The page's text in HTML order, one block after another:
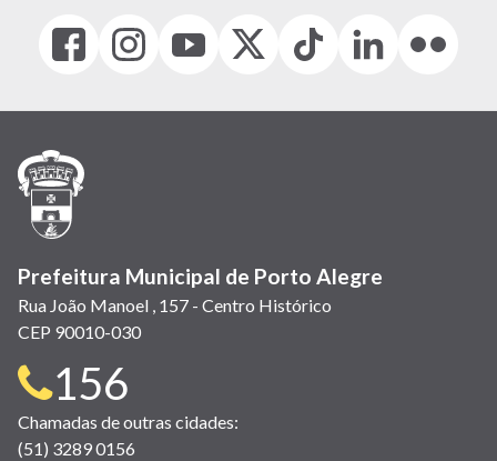
Facebook
(link
em
janela)
Instagram
(link
em
(link
em
(Antigo
(link
Tiktok
(link
em
LinkedIn
(link
em
(link
em
Prefeitura Municipal de Porto Alegre
Rua João Manoel , 157 - Centro Histórico
CEP 90010-030
Telefone
para
156
Chamadas de outras cidades:
(51) 3289 0156